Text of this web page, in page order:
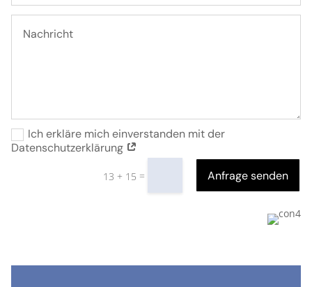
Ich erkläre mich einverstanden mit der
Datenschutzerklärung
13 + 15 = Anfrage senden